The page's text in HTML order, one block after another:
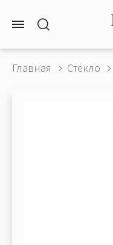
Главная Стекло